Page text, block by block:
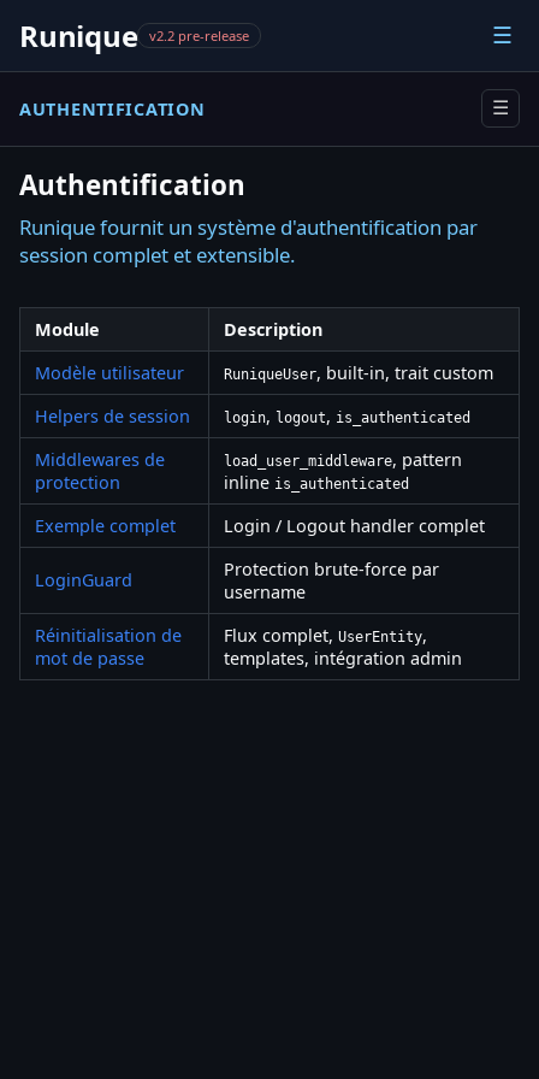
Runique v2.2 pre-release ☰
AUTHENTIFICATION ☰
Authentification
Runique fournit un système d'authentification par
session complet et extensible.
Module
Description
Modèle utilisateur
RuniqueUser, built-in, trait custom
Helpers de session
login, logout, is_authenticated
Middlewares de
protection
load_user_middleware, pattern
inline is_authenticated
Exemple complet Login / Logout handler complet
LoginGuard
Protection brute-force par
username
Réinitialisation de
mot de passe
Flux complet, UserEntity,
templates, intégration admin